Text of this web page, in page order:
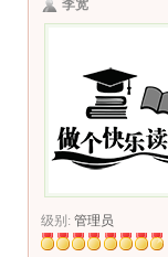
李宽
级别: 管理员